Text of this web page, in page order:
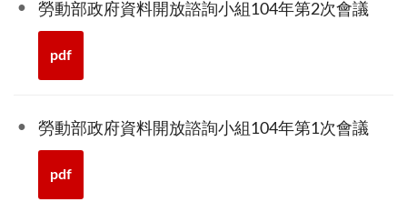
勞動部政府資料開放諮詢小組104年第2次會議
pdf
勞動部政府資料開放諮詢小組104年第1次會議
pdf